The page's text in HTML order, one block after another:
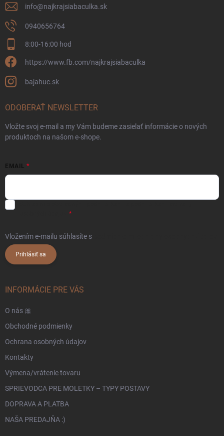
info@najkrajsiabaculka.sk
0940656764
8:00-16:00 hod
https://www.fb.com/najkrajsiabaculka
bajahuc.sk
ODOBERAŤ NEWSLETTER
Vložte svoj e-mail a my Vám budeme zasielať informácie o nových
produktoch na našom e-shope.
EMAIL
Vložením e-mailu súhlasíte s
Prihlásiť sa
INFORMÁCIE PRE VÁS
O nás 🎀
Obchodné podmienky
Ochrana osobných údajov
Kontakty
Výmena/vrátenie tovaru
SPRIEVODCA PRE MOLETKY – TYPY POSTAVY
DOPRAVA A PLATBA
NAŠA PREDAJŇA :)